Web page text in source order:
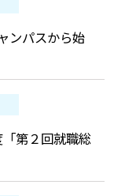
ンパスから始
第２回就職総